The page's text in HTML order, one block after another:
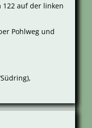
122 auf der linken
Pohlweg und